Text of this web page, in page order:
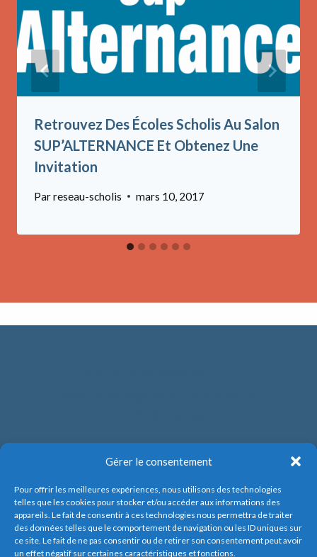
Gérer le consentement
Pour offrir les meilleures expériences, nous utilisons des technologies
telles que les cookies pour stocker et/ou accéder aux informations des
appareils. Le fait de consentir à ces technologies nous permettra de traiter
des données telles que le comportement de navigation ou les ID uniques sur
ce site. Le fait de ne pas consentir ou de retirer son consentement peut avoir
un effet négatif sur certaines caractéristiques et fonctions.
Retrouvez Des Écoles Scholis Au Salon
SUP’ALTERNANCE Et Obtenez Une
Invitation
Parreseau-scholis mars 10, 2017